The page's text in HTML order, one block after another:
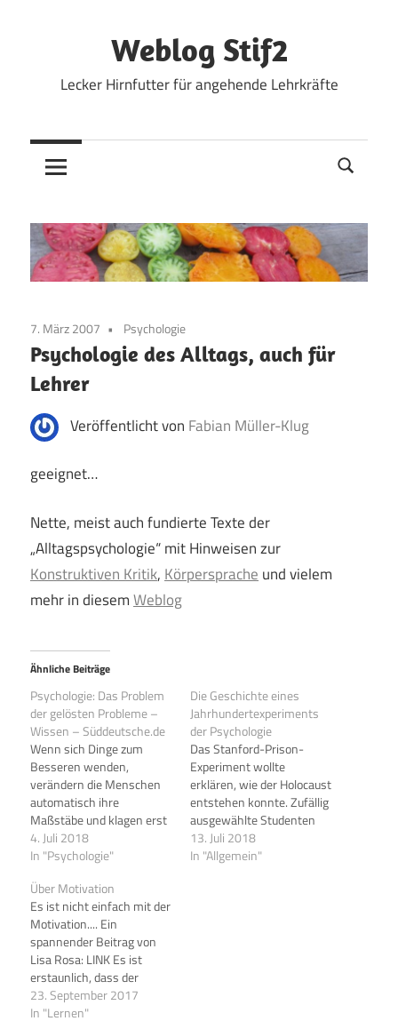
Weblog Stif2
Lecker Hirnfutter für angehende Lehrkräfte
7. März 2007 Psychologie
Psychologie des Alltags, auch für
Lehrer
Veröffentlicht von Fabian Müller-Klug
geeignet…
Nette, meist auch fundierte Texte der
„Alltagspsychologie“ mit Hinweisen zur
Konstruktiven Kritik, Körpersprache und vielem
mehr in diesemWeblog
Ähnliche Beiträge
Psychologie: Das Problem
der gelösten Probleme –
Wissen – Süddeutsche.de
Wenn sich Dinge zum
Besseren wenden,
verändern die Menschen
automatisch ihre
Maßstäbe und klagen erst
recht. — Weiterlesen
www.sueddeutsche.de/wissen/psychologie-
geloesten-probleme-
1.4034658
4. Juli 2018
In "Psychologie"
Die Geschichte eines
Jahrhundertexperiments
der Psychologie
Das Stanford-Prison-
Experiment wollte
erklären, wie der Holocaust
entstehen konnte. Zufällig
ausgewählte Studenten
(die am Experiment
freiwillig teilnahmen)
13. Juli 2018
In "Allgemein"
Über Motivation
Es ist nicht einfach mit der
Motivation.... Ein
spannender Beitrag von
Lisa Rosa: LINK Es ist
erstaunlich, dass der
Begriff der Motivation –
der zugleich den Zustand
23. September 2017
In "Lernen"